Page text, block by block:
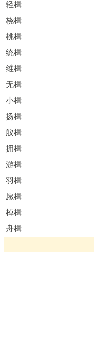
轻楫
桡楫
桃楫
统楫
维楫
无楫
小楫
扬楫
舣楫
拥楫
游楫
羽楫
愿楫
棹楫
舟楫